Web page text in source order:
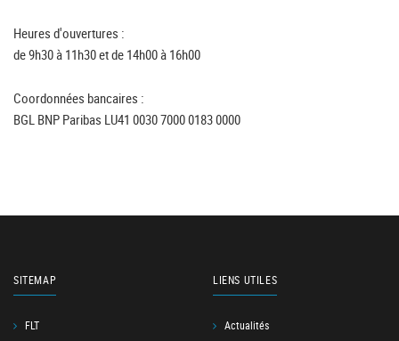
Heures d'ouvertures :
de 9h30 à 11h30 et de 14h00 à 16h00
Coordonnées bancaires :
BGL BNP Paribas LU41 0030 7000 0183 0000
SITEMAP
FLT
LIENS UTILES
Actualités